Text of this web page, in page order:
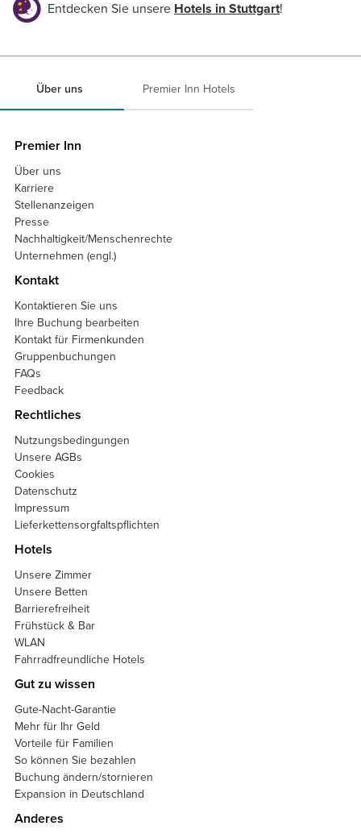
Entdecken Sie unsere Hotels in Stuttgart!
Über uns Premier Inn Hotels
Premier Inn
Über uns
Karriere
Stellenanzeigen
Presse
Nachhaltigkeit/Menschenrechte
Unternehmen (engl.)
Kontakt
Kontaktieren Sie uns
Ihre Buchung bearbeiten
Kontakt für Firmenkunden
Gruppenbuchungen
FAQs
Feedback
Rechtliches
Nutzungsbedingungen
Unsere AGBs
Cookies
Datenschutz
Impressum
Lieferkettensorgfaltspflichten
Hotels
Unsere Zimmer
Unsere Betten
Barrierefreiheit
Frühstück & Bar
WLAN
Fahrradfreundliche Hotels
Gut zu wissen
Gute-Nacht-Garantie
Mehr für Ihr Geld
Vorteile für Familien
So können Sie bezahlen
Buchung ändern/stornieren
Expansion in Deutschland
Anderes